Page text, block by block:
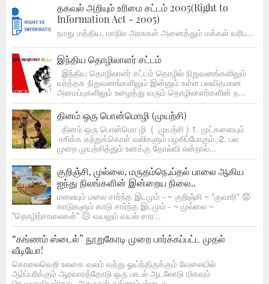
தகவல் அறியும் உரிமை சட்டம் 2005(Right to
Information Act - 2005)
நமது மத்திய, மாநில அரசுகள் அனைத்தும் மக்கள் வரிப...
இந்திய தொழிலாளர் சட்டம்
இந்திய தொழிலாளர் சட்டம் தொழில் நிறுவனங்களிலும்
வர்த்தக நிறுவனங்களிலும் இன்னும் உள்ள பலவிதமான
அமைப்புகளிலும் உழைத்து வரும் தொழிலாளர்களின் ந...
தினம் ஒரு பொன்மொழி (முயற்சி)
தினம் ஒரு பொன்மொ ழி ( முயற்சி ) 1. முட்களையும்
ரசிக்க கற்றுக்கொள் வலிகளும் பழகிப்போகும். 2. பல
முறை முயற்சித்தும் உனக்கு தோல்வி என்றால்...
குறிஞ்சி, முல்லை, மருதம்நெ,ய்தல் பாலை ஆகிய
ஐந்து நிலங்களின் இன்றைய நிலை..
மலையும் மலை சார்ந்த இடமும் - ~ குறிஞ்சி ~ *குவாரி* 😟
காடுகளும் காடு சார்ந்த இடமும் - ~ முல்லை ~
*தொழிற்சாலைகள்* 😕 வயலும் வயல் சார...
“கங்ணம் ஸ்டைல்” நூறுகோடி முறை பார்க்கப்பட்ட முதல்
வீடியோ!
கொலைவெறி உலகை வலம் வந்து ஓய்ந்திருக்கும் வேலையில்
ஆர்ப்பரிக்கும் ஆரவாரத்தோடு ஒரு பாடல் ஆடலோடு மிகவும்